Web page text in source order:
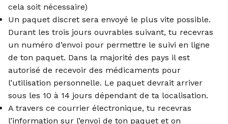
cela soit nécessaire)
Un paquet discret sera envoyé le plus vite possible.
Durant les trois jours ouvrables suivant, tu recevras
un numéro d’envoi pour permettre le suivi en ligne
de ton paquet. Dans la majorité des pays il est
autorisé de recevoir des médicaments pour
l’utilisation personnelle. Le paquet devrait arriver
sous les 10 à 14 jours dépendant de ta localisation.
A travers ce courrier électronique, tu recevras
l’information sur l’envoi de ton paquet et on